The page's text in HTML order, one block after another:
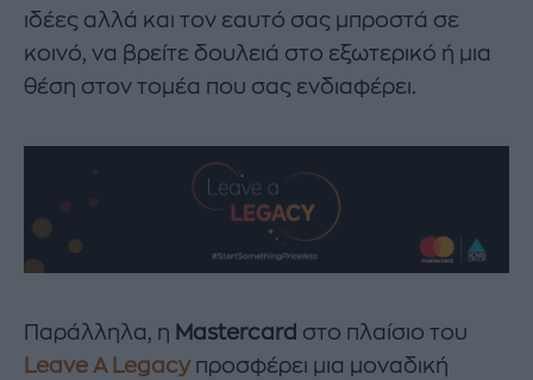
ιδέες αλλά και τον εαυτό σας μπροστά σε
κοινό, να βρείτε δουλειά στο εξωτερικό ή μια
θέση στον τομέα που σας ενδιαφέρει.
Παράλληλα, η Mastercard στο πλαίσιο του
Leave A Legacyπροσφέρει μια μοναδική